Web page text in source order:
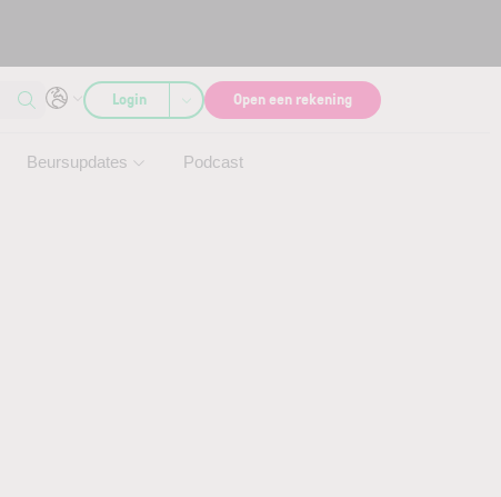
Beursupdates Podcast
Login Open een rekening